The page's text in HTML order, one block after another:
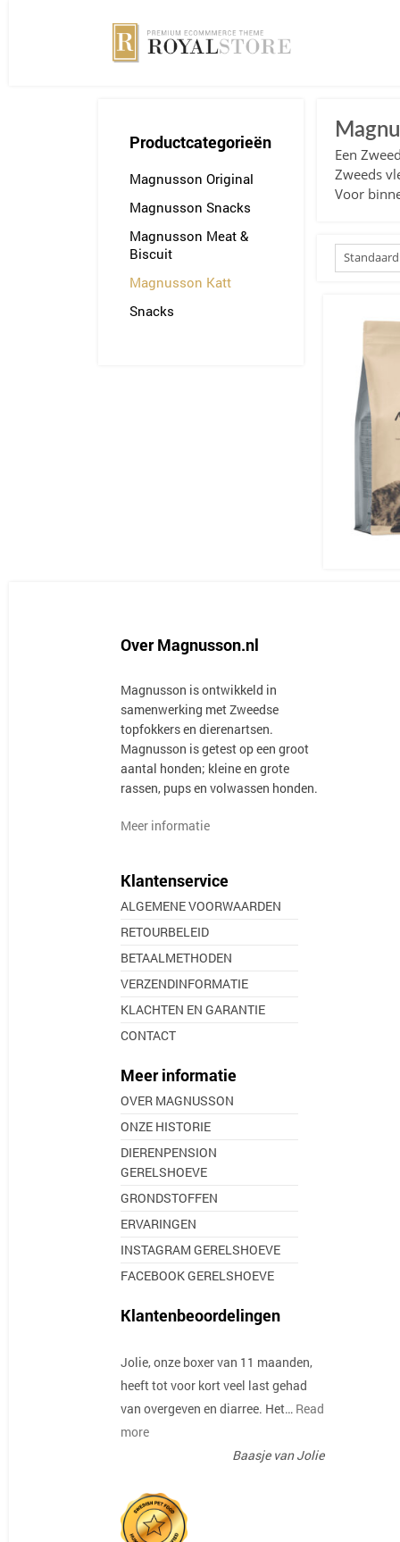
Een
Zweeds
Voor
Productcategorieën
Magnusson Original
Magnusson Snacks
Magnusson Meat &
Biscuit
Magnusson Katt
Snacks
Over Magnusson.nl
Magnusson is ontwikkeld in
samenwerking met Zweedse
topfokkers en dierenartsen.
Magnusson is getest op een groot
aantal honden; kleine en grote
rassen, pups en volwassen honden.
Meer informatie
Klantenservice
ALGEMENE VOORWAARDEN
RETOURBELEID
BETAALMETHODEN
VERZENDINFORMATIE
KLACHTEN EN GARANTIE
CONTACT
Meer informatie
OVER MAGNUSSON
ONZE HISTORIE
DIERENPENSION
GERELSHOEVE
GRONDSTOFFEN
ERVARINGEN
INSTAGRAM GERELSHOEVE
FACEBOOK GERELSHOEVE
Klantenbeoordelingen
Jolie, onze boxer van 11 maanden,
heeft tot voor kort veel last gehad
van overgeven en diarree. Het… Read
more
Baasje van Jolie